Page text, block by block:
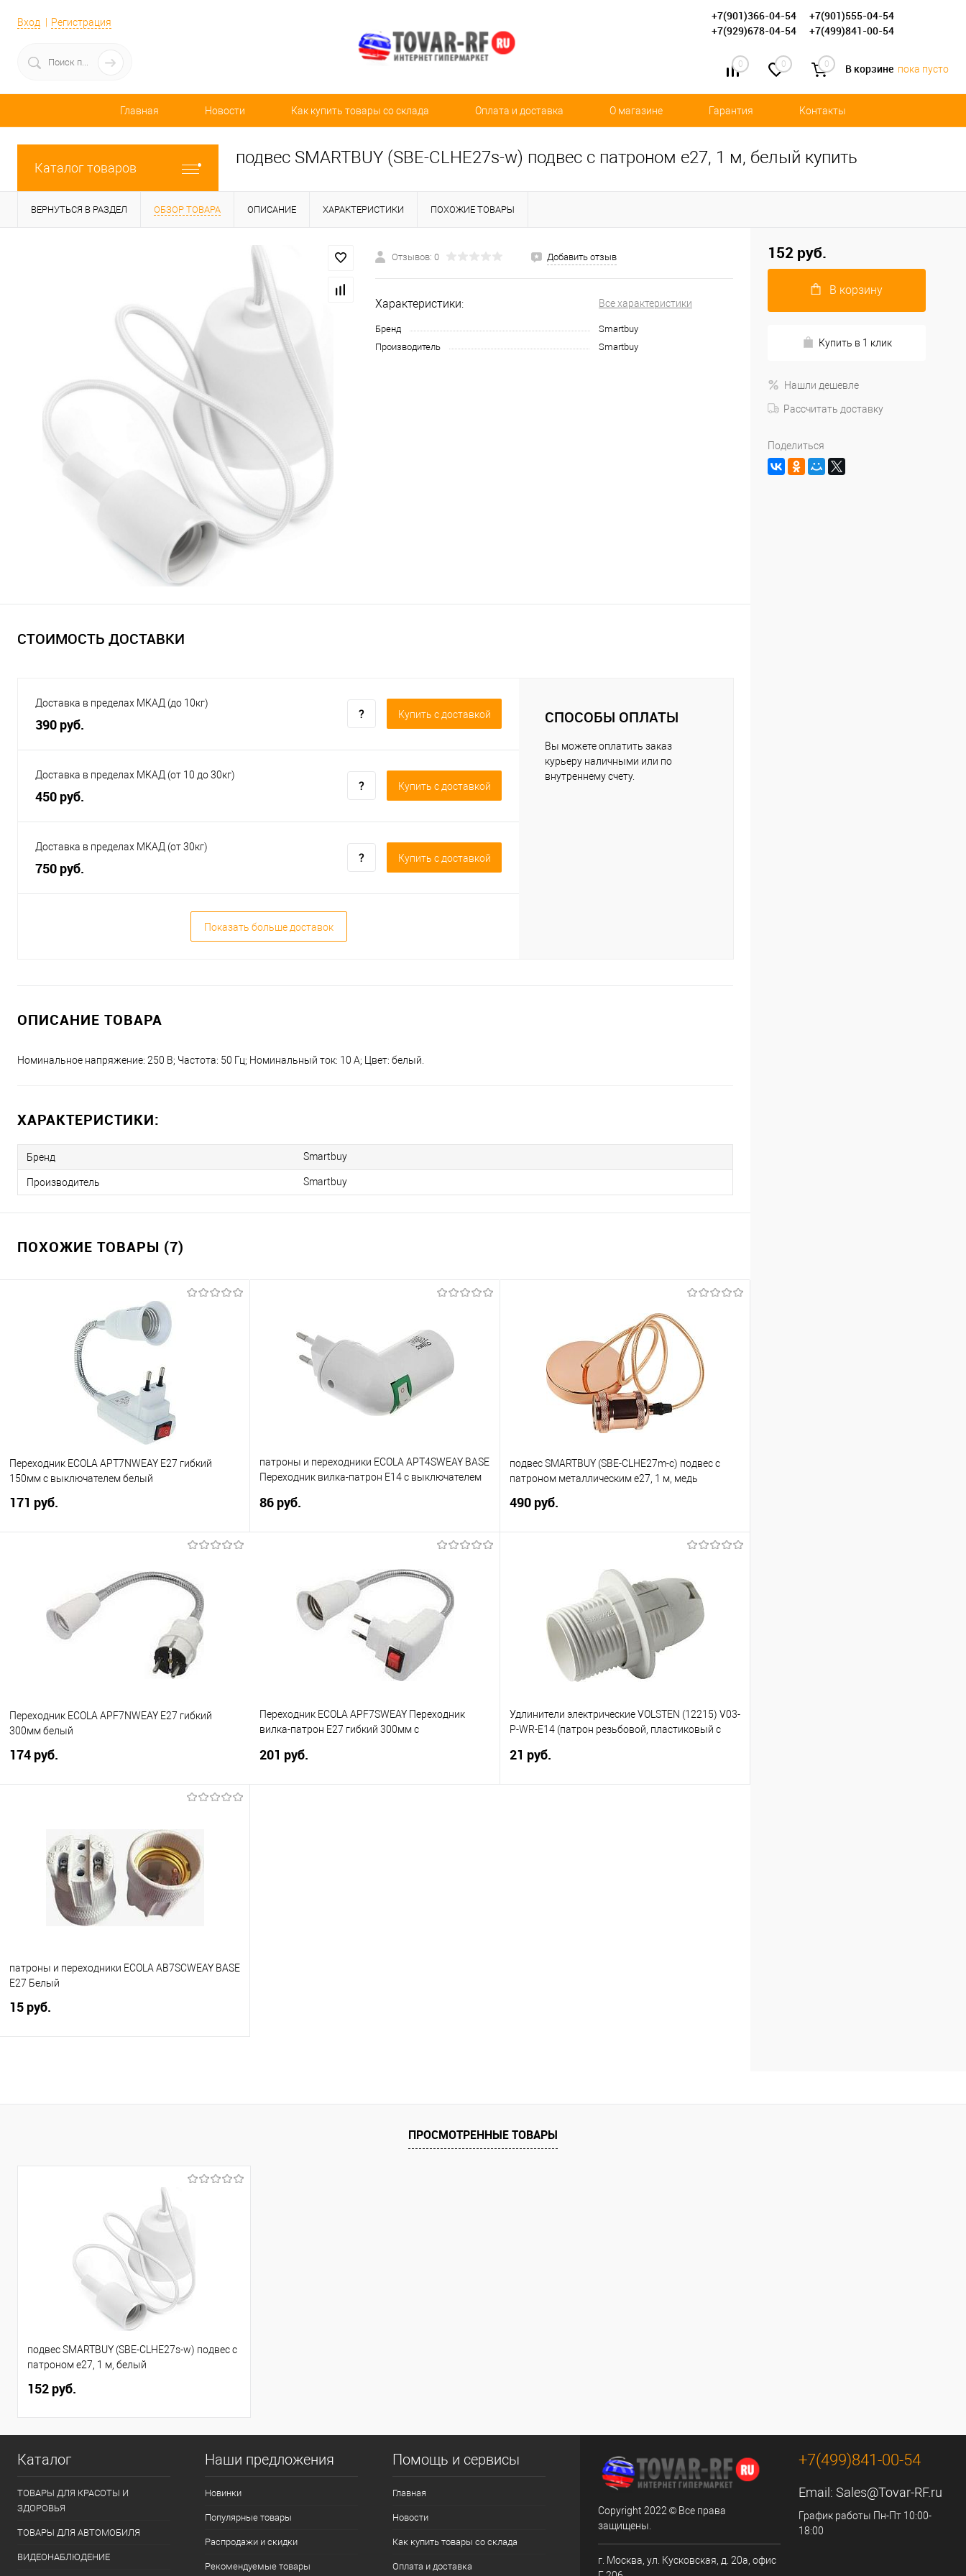
Вход Регистрация +7(901)366-04-54
+7(901)555-04-54
+7(929)678-04-54
+7(499)841-00-54
0 0 0 В корзине пока пусто
Главная Новости Как купить товары со склада Оплата и доставка О магазине Гарантия Контакты
Каталог товаров
подвес SMARTBUY (SBE-CLHE27s-w) подвес с патроном e27, 1 м, белый купить
ВЕРНУТЬСЯ В РАЗДЕЛ ОБЗОР ТОВАРА ОПИСАНИЕ ХАРАКТЕРИСТИКИ ПОХОЖИЕ ТОВАРЫ
Отзывов: 0 Добавить отзыв
Характеристики: Все характеристики
Бренд
Smartbuy
Производитель
Smartbuy
СТОИМОСТЬ ДОСТАВКИ
Доставка в пределах МКАД (до 10кг)
390 руб.
Купить c доставкой
Доставка в пределах МКАД (от 10 до 30кг)
450 руб.
Купить c доставкой
Доставка в пределах МКАД (от 30кг)
750 руб.
Купить c доставкой
Показать больше доставок
СПОСОБЫ ОПЛАТЫ
Вы можете оплатить заказ
курьеру наличными или по
внутреннему счету.
ОПИСАНИЕ ТОВАРА
Номинальное напряжение: 250 В; Частота: 50 Гц; Номинальный ток: 10 А; Цвет: белый.
ХАРАКТЕРИСТИКИ:
Бренд Smartbuy
Производитель Smartbuy
ПОХОЖИЕ ТОВАРЫ (7)
Переходник ECOLA APT7NWEAY E27 гибкий
150мм c выключателем белый
171 руб.
Купить в 1 клик
Сравнение
В избранное
патроны и переходники ECOLA APT4SWEAY BASE
Переходник вилка-патрон E14 с выключателем
86 руб.
Купить в 1 клик
Сравнение
В избранное
подвес SMARTBUY (SBE-CLHE27m-c) подвес с
патроном металлическим e27, 1 м, медь
490 руб.
Купить в 1 клик
Сравнение
В избранное
Переходник ECOLA APF7NWEAY E27 гибкий
300мм белый
174 руб.
Купить в 1 клик
Сравнение
В избранное
Переходник ECOLA APF7SWEAY Переходник
вилка-патрон E27 гибкий 300мм c
201 руб.
Удлинители электрические VOLSTEN (12215) V03-
P-WR-E14 (патрон резьбовой, пластиковый с
21 руб.
патроны и переходники ECOLA AB7SCWEAY BASE
E27 Белый
15 руб.
Купить в 1 клик
Сравнение
152 руб.
В корзину
Купить в 1 клик
Нашли дешевле
Рассчитать доставку
Поделиться
ПРОСМОТРЕННЫЕ ТОВАРЫ
подвес SMARTBUY (SBE-CLHE27s-w) подвес с
патроном e27, 1 м, белый
152 руб.
Каталог
ТОВАРЫ ДЛЯ КРАСОТЫ И
ЗДОРОВЬЯ
ТОВАРЫ ДЛЯ АВТОМОБИЛЯ
ВИДЕОНАБЛЮДЕНИЕ
Наши предложения
Новинки
Популярные товары
Распродажи и скидки
Рекомендуемые товары
Помощь и сервисы
Главная
Новости
Как купить товары со склада
Оплата и доставка
Copyright 2022 © Все права
защищены.
г. Москва, ул. Кусковская, д. 20а, офис
+7(499)841-00-54
Email: Sales@Tovar-RF.ru
График работы Пн-Пт 10:00-
18:00